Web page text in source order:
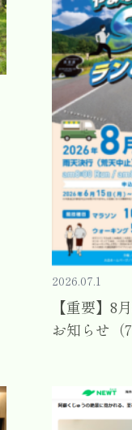
2026.07.1
【重要】8
お知らせ（